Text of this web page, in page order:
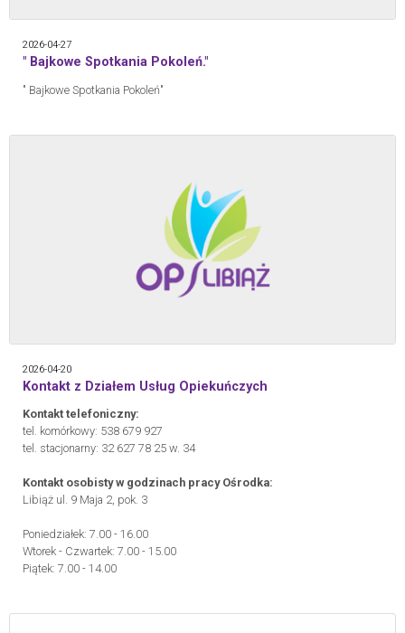
2026-04-27
" Bajkowe Spotkania Pokoleń."
" Bajkowe Spotkania Pokoleń"
2026-04-20
Kontakt z Działem Usług Opiekuńczych
Kontakt telefoniczny:
tel. komórkowy: 538 679 927
tel. stacjonarny: 32 627 78 25 w. 34
Kontakt osobisty w godzinach pracy Ośrodka:
Libiąż ul. 9 Maja 2, pok. 3
Poniedziałek: 7.00 - 16.00
Wtorek - Czwartek: 7.00 - 15.00
Piątek: 7.00 - 14.00